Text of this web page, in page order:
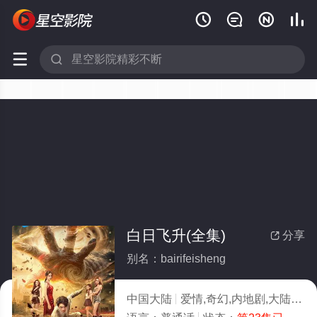
   
 
 分享
白日飞升(全集)
别名：bairifeisheng
中国大陆 爱情,奇幻,内地剧,大陆